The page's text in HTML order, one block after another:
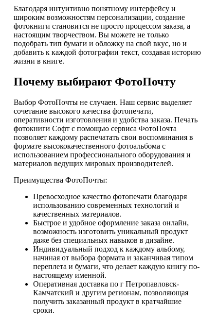
Благодаря интуитивно понятному интерфейсу и
широким возможностям персонализации, создание
фотокниги становится не просто процессом заказа, а
настоящим творчеством. Вы можете не только
подобрать тип бумаги и обложку на свой вкус, но и
добавить к каждой фотографии текст, создавая историю
жизни в книге.
Почему выбирают ФотоПочту
Выбор ФотоПочты не случаен. Наш сервис выделяет
сочетание высокого качества фотопечати,
оперативности изготовления и удобства заказа. Печать
фотокниги Софт с помощью сервиса ФотоПочта
позволяет каждому распечатать свои воспоминания в
формате высококачественного фотоальбома с
использованием профессионального оборудования и
материалов ведущих мировых производителей.
Преимущества ФотоПочты:
Превосходное качество фотопечати благодаря
использованию современных технологий и
качественных материалов.
Быстрое и удобное оформление заказа онлайн,
возможность изготовить уникальный продукт
даже без специальных навыков в дизайне.
Индивидуальный подход к каждому альбому,
начиная от выбора формата и заканчивая типом
переплета и бумаги, что делает каждую книгу по-
настоящему именной.
Оперативная доставка по г Петропавловск-
Камчатский и другим регионам, позволяющая
получить заказанный продукт в кратчайшие
сроки.